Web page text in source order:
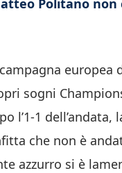
europea
sogni
l’1-1 dell’andata,
che non è
azzurro si è